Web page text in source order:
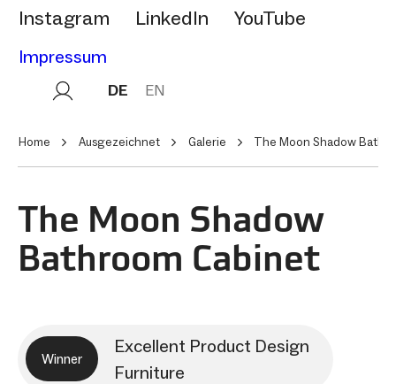
Instagram LinkedIn YouTube
Impressum
DE EN
Home Ausgezeichnet Galerie The Moon Shadow
The Moon Shadow
Bathroom Cabinet
Winner
Excellent Product Design
Furniture